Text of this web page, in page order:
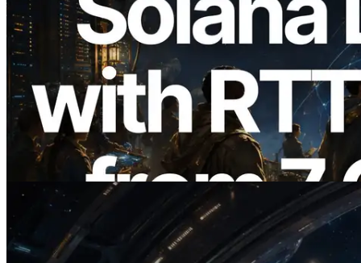
2026.08.05
ERPC, Solana Leader Slot API'yi 7
küresel bölgeden ping ölçümüyle
genişletti — Validators Information API
de yayında
Bu makaleyi oku